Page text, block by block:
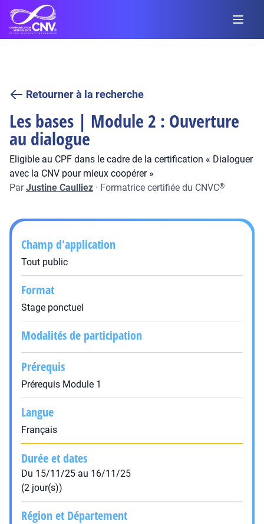
Retourner à la recherche
Les bases | Module 2 : Ouverture
au dialogue
Eligible au CPF dans le cadre de la certification « Dialoguer
avec la CNV pour mieux coopérer »
ParJustine Caulliez · Formatrice certifiée du CNVC®
Champ d'application
Tout public
Format
Stage ponctuel
Modalités de participation
Prérequis
Prérequis Module 1
Langue
Français
Durée et dates
Du 15/11/25 au 16/11/25
(2 jour(s))
Région et Département